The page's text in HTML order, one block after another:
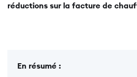
réductions sur la facture de
En résumé :